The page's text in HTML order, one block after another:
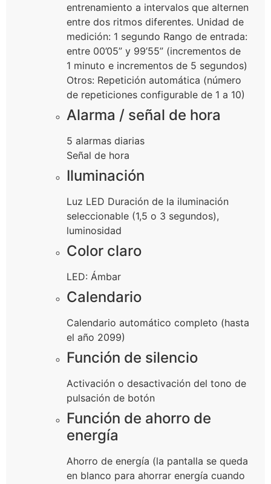
entrenamiento a intervalos que alternen
entre dos ritmos diferentes. Unidad de
medición: 1 segundo Rango de entrada:
entre 00’05” y 99’55” (incrementos de
1 minuto e incrementos de 5 segundos)
Otros: Repetición automática (número
de repeticiones configurable de 1 a 10)
Alarma / señal de hora
5 alarmas diarias
Señal de hora
Iluminación
Luz LED Duración de la iluminación
seleccionable (1,5 o 3 segundos),
luminosidad
Color claro
LED: Ámbar
Calendario
Calendario automático completo (hasta
el año 2099)
Función de silencio
Activación o desactivación del tono de
pulsación de botón
Función de ahorro de
energía
Ahorro de energía (la pantalla se queda
en blanco para ahorrar energía cuando